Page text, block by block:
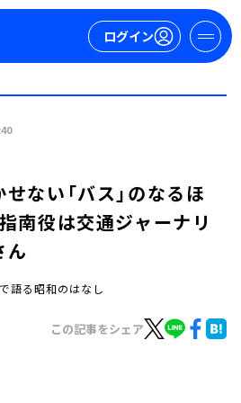
ログイン
ない「バス」のなるほ
南役は交通ジャーナリ
ん
語る昭和のはなし
この記事をシェア